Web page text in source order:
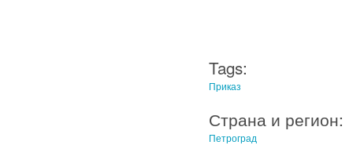
Tags:
Приказ
Страна и регион:
Петроград